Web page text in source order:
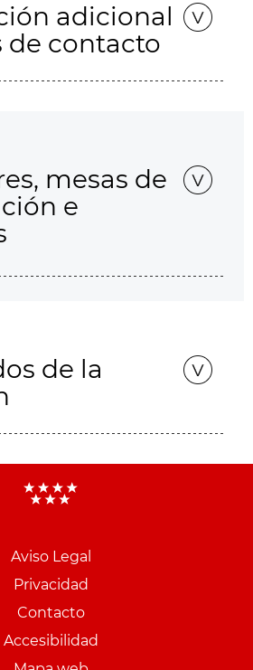
adicional
de contacto
mesas de
e
de la
Aviso Legal
Privacidad
Contacto
Accesibilidad